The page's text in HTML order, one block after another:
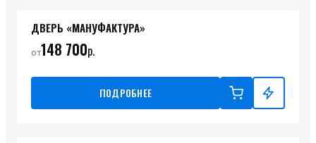
ДВЕРЬ «МАНУФАКТУРА»
от148 700р.
ПОДРОБНЕЕ